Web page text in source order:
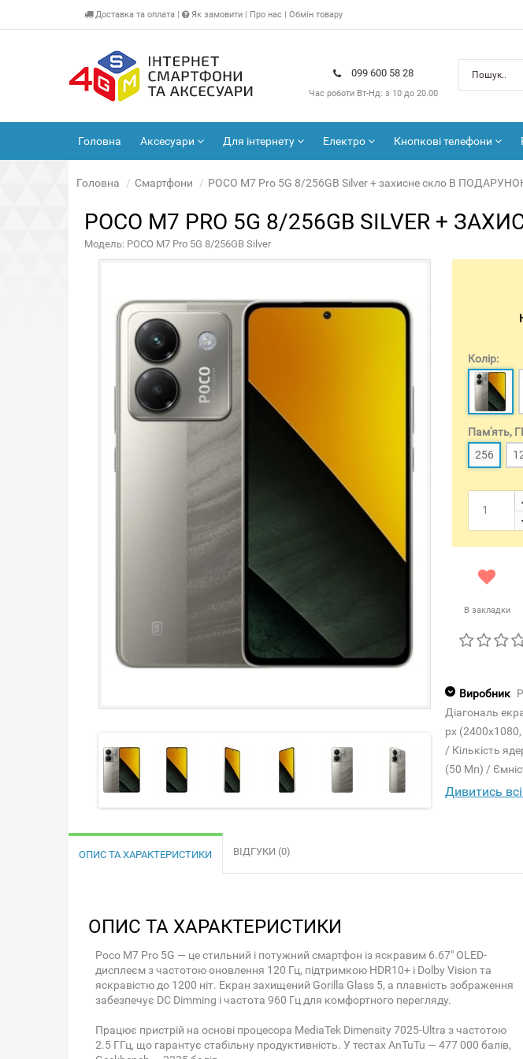
Доставка та оплата | Як замовити | Про нас | Обмін товару
099 600 58 28
Час роботи Вт-Нд: з 10 до 20.00
Головна Аксесуари Для інтернету Електро Кнопкові телефони
Головна Смартфони POCO M7 Pro 5G 8/256GB Silver + захисне скло В
POCO M7 PRO 5G 8/256GB SILVER +
Модель: POCO M7 Pro 5G 8/256GB Silver
Колір:
Пам'ять,
256
В закладки
Виробник
Діагональ
px
/ Кількість
(50 Мп) /
Дивитись
ОПИС ТА ХАРАКТЕРИСТИКИ ВІДГУКИ (0)
ОПИС ТА ХАРАКТЕРИСТИКИ
Poco M7 Pro 5G — це стильний і потужний смартфон із яскравим 6.67" OLED-
дисплеєм з частотою оновлення 120 Гц, підтримкою HDR10+ і Dolby Vision та
яскравістю до 1200 ніт. Екран захищений Gorilla Glass 5, а плавність зображення
забезпечує DC Dimming і частота 960 Гц для комфортного перегляду.
Працює пристрій на основі процесора MediaTek Dimensity 7025-Ultra з частотою
2.5 ГГц, що гарантує стабільну продуктивність. У тестах AnTuTu — 477 000 балів,